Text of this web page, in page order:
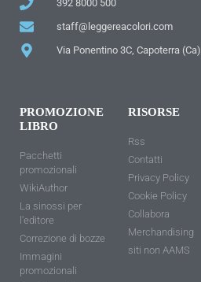
392 8000 500
staff@leggereacolori.com
Via Ponentino 3C, Capoterra (Ca)
PROMOZIONE
LIBRO
Pacchetti
promozionali
WikiAuthor
La sinossi per
l'editore
Correzione di bozze
Immagini
promozionali
RISORSE
Rss
Contatti
Privacy Policy
Cookie Policy
Collabora
Merchandising
siti non AAMS